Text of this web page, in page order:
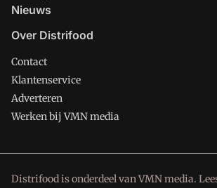
Nieuws
Over Distrifood
Contact
Klantenservice
Adverteren
Werken bij VMN media
Distrifood is onderdeel van VMN media.